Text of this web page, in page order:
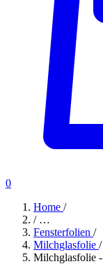
0
Home /
/ …
Fensterfolien /
Milchglasfolie /
Milchglasfolie